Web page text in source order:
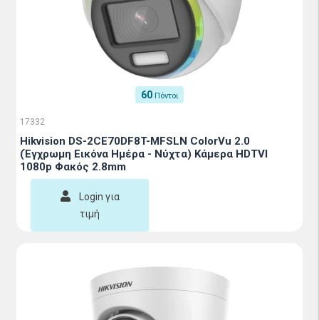
60 Πόντοι
17332
Hikvision DS-2CE70DF8T-MFSLN ColorVu 2.0
(Έγχρωμη Εικόνα Ημέρα - Νύχτα) Κάμερα HDTVI
1080p Φακός 2.8mm
Login για
τιμή